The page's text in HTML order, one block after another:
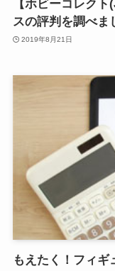
【ホビーコレク
スの評判を調べま
2019年8月21日
もえたく！フィギ